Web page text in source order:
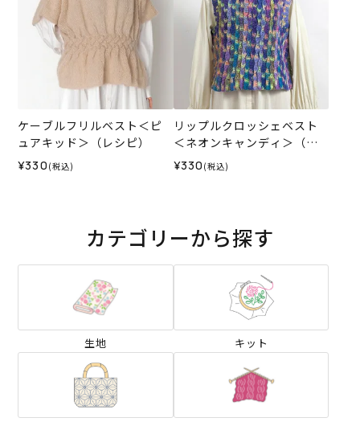
ケーブルフリルベスト＜ピ
ュアキッド＞（レシピ）
¥330 (税込)
リップルクロッシェベスト
＜ネオンキャンディ＞（レ
シピ）
¥330 (税込)
カテゴリーから探す
生地 キット